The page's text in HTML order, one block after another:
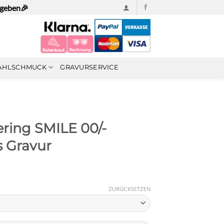
GRAVURSERVICE
SMILE 00/-
Gravur
ZURÜCKSETZEN